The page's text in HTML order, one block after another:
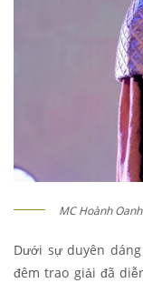
MC Hoành Oanh
Dưới sự duyên
đêm trao giải đã